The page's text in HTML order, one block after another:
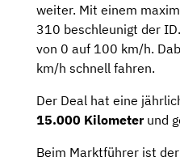
weiter. Mit einem
310 beschleunigt der
von 0 auf 100 km/h.
km/h schnell fahren.
Der Deal hat eine
15.000 Kilometerund
Beim Marktführer ist